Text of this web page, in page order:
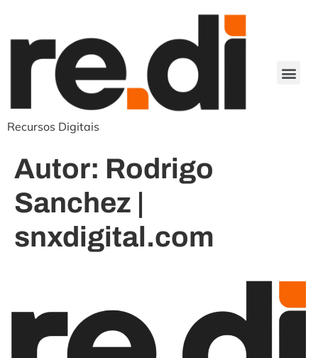
Recursos Digitais
Autor: Rodrigo
Sanchez |
snxdigital.com